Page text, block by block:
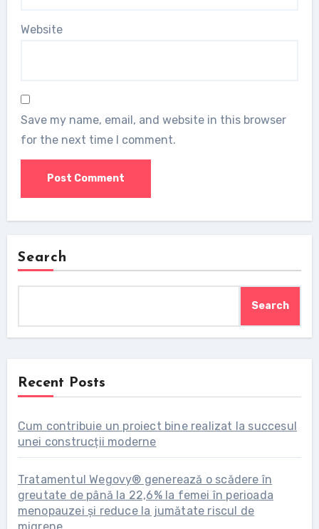
Website
Save my name, email, and website in this browser
for the next time I comment.
Search
Search
Recent Posts
Cum contribuie un proiect bine realizat la succesul
unei construcții moderne
Tratamentul Wegovy® generează o scădere în
greutate de până la 22,6% la femei în perioada
menopauzei și reduce la jumătate riscul de